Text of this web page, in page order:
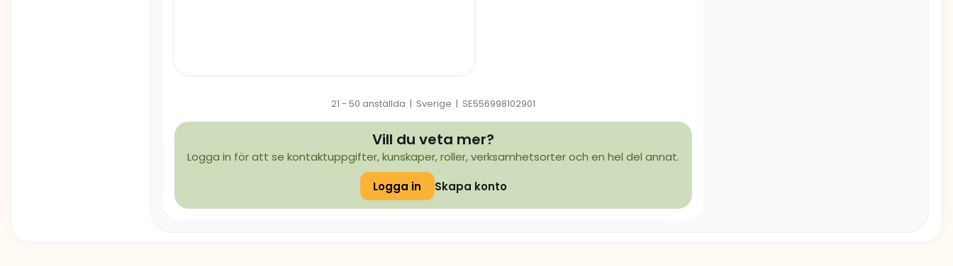
21 - 50 anställda | Sverige | SE556998102901
Vill du veta mer?
Logga in för att se kontaktuppgifter, kunskaper, roller, verksamhetsorter och en hel del annat.
Logga in
Skapa konto